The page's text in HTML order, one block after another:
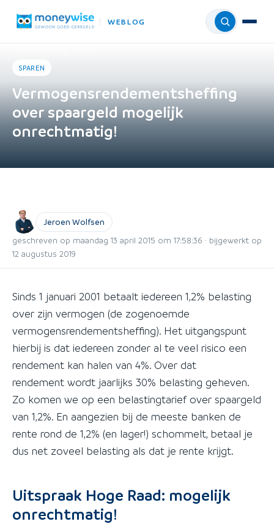
WEBLOG Menu
SPAREN
Vermogensrendementsheffing
over spaargeld mogelijk
onrechtmatig!
Jeroen Wolfsen
geschreven op maandag 13 april 2015 om 17:58:36 · bijgewerkt op
12 augustus 2019
Sinds 1 januari 2001 betaalt iedereen 1,2% belasting
over zijn vermogen (de zogenoemde
vermogensrendementsheffing). Het uitgangspunt
hierbij is dat iedereen zonder al te veel risico een
rendement kan halen van 4%. Over dat
rendement wordt jaarlijks 30% belasting geheven.
Zo komen we op een belastingtarief over spaargeld
van 1,2%. En aangezien bij de meeste banken de
rente rond de 1,2% (en lager!) schommelt, betaal je
dus net zoveel belasting als dat je rente krijgt.
Uitspraak Hoge Raad: mogelijk
onrechtmatig!